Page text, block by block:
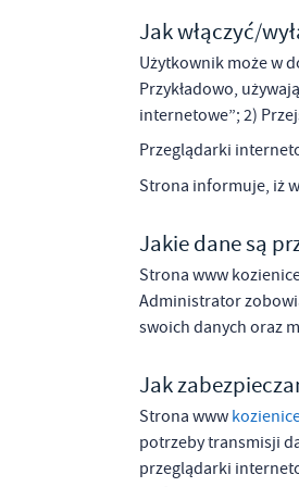
Jak włączyć/
Użytkownik może w
Przykładowo,
internetowe”; 2)
Przeglądarki
Strona informuje, iż
Jakie dane są
Strona www
Administrator
swoich danych oraz
Jak
Strona www
potrzeby transmisji
przeglądarki